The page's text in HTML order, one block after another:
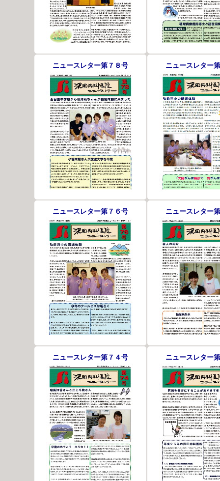
ニュースレター第７８号 ニュースレター
ニュースレター第７６号 ニュースレター
ニュースレター第７４号 ニュースレター